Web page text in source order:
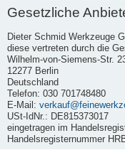
Gesetzliche
Dieter Schmid Werkzeuge
diese vertreten durch die
Wilhelm-von-Siemens-Str.
12277 Berlin
Deutschland
Telefon: 030 701748480
E-Mail:
USt-IdNr.: DE815373017
eingetragen im
Handelsregisternummer